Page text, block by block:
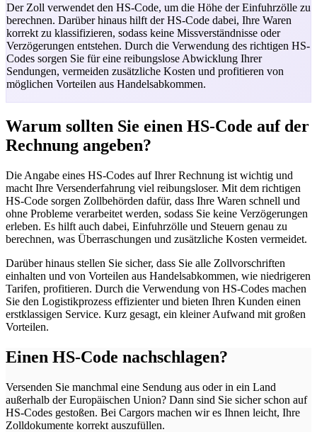
Der Zoll verwendet den HS-Code, um die Höhe der Einfuhrzölle zu
berechnen. Darüber hinaus hilft der HS-Code dabei, Ihre Waren
korrekt zu klassifizieren, sodass keine Missverständnisse oder
Verzögerungen entstehen. Durch die Verwendung des richtigen HS-
Codes sorgen Sie für eine reibungslose Abwicklung Ihrer
Sendungen, vermeiden zusätzliche Kosten und profitieren von
möglichen Vorteilen aus Handelsabkommen.
Warum sollten Sie einen HS-Code auf der
Rechnung angeben?
Die Angabe eines HS-Codes auf Ihrer Rechnung ist wichtig und
macht Ihre Versenderfahrung viel reibungsloser. Mit dem richtigen
HS-Code sorgen Zollbehörden dafür, dass Ihre Waren schnell und
ohne Probleme verarbeitet werden, sodass Sie keine Verzögerungen
erleben. Es hilft auch dabei, Einfuhrzölle und Steuern genau zu
berechnen, was Überraschungen und zusätzliche Kosten vermeidet.
Darüber hinaus stellen Sie sicher, dass Sie alle Zollvorschriften
einhalten und von Vorteilen aus Handelsabkommen, wie niedrigeren
Tarifen, profitieren. Durch die Verwendung von HS-Codes machen
Sie den Logistikprozess effizienter und bieten Ihren Kunden einen
erstklassigen Service. Kurz gesagt, ein kleiner Aufwand mit großen
Vorteilen.
Einen HS-Code nachschlagen?
Versenden Sie manchmal eine Sendung aus oder in ein Land
außerhalb der Europäischen Union? Dann sind Sie sicher schon auf
HS-Codes gestoßen. Bei Cargors machen wir es Ihnen leicht, Ihre
Zolldokumente korrekt auszufüllen.